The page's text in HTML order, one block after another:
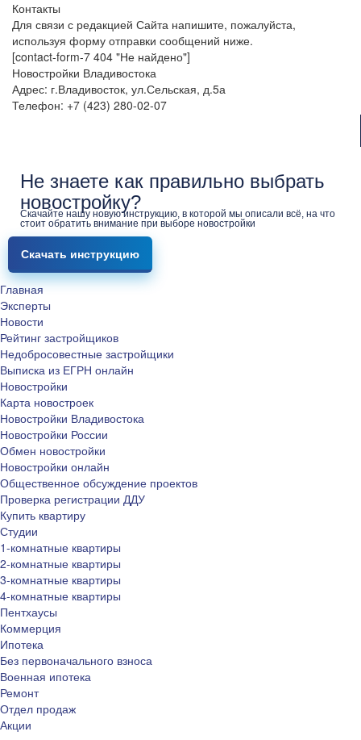
Контакты
Для связи с редакцией Сайта напишите, пожалуйста,
используя форму отправки сообщений ниже.
[contact-form-7 404 "Не найдено"]
Новостройки Владивостока
Адрес: г.Владивосток, ул.Сельская, д.5а
Телефон: +7 (423) 280-02-07
Не знаете как правильно выбрать
новостройку?
Скачайте нашу новую инструкцию, в которой мы описали всё, на что
стоит обратить внимание при выборе новостройки
Скачать инструкцию
Главная
Эксперты
Новости
Рейтинг застройщиков
Недобросовестные застройщики
Выписка из ЕГРН онлайн
Новостройки
Карта новостроек
Новостройки Владивостока
Новостройки России
Обмен новостройки
Новостройки онлайн
Общественное обсуждение проектов
Проверка регистрации ДДУ
Купить квартиру
Студии
1-комнатные квартиры
2-комнатные квартиры
3-комнатные квартиры
4-комнатные квартиры
Пентхаусы
Коммерция
Ипотека
Без первоначального взноса
Военная ипотека
Ремонт
Отдел продаж
Акции